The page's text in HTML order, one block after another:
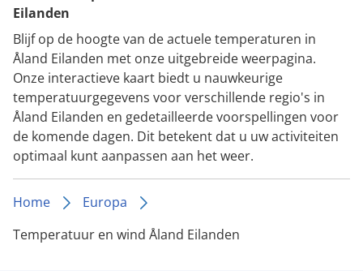
Eilanden
Blijf op de hoogte van de actuele temperaturen in
Åland Eilanden met onze uitgebreide weerpagina.
Onze interactieve kaart biedt u nauwkeurige
temperatuurgegevens voor verschillende regio's in
Åland Eilanden en gedetailleerde voorspellingen voor
de komende dagen. Dit betekent dat u uw activiteiten
optimaal kunt aanpassen aan het weer.
Home
Europa
Temperatuur en wind Åland Eilanden